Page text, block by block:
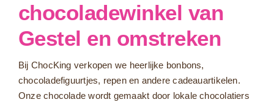
chocoladewinkel van
Gestel en omstreken
Bij ChocKing verkopen we heerlijke bonbons,
chocoladefiguurtjes, repen en andere cadeauartikelen.
Onze chocolade wordt gemaakt door lokale chocolatiers